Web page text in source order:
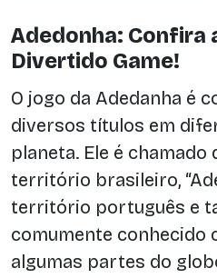
Adedonha: Confira
Divertido Game!
O jogo da Adedanha é
diversos títulos em
planeta. Ele é chamado
território brasileiro,
território português e
comumente conhecido
algumas partes do